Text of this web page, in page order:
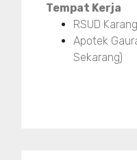
Tempat Kerja
RSUD
Apotek
Sekarang)